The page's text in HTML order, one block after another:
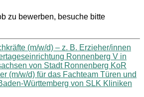
zu bewerben, besuche bitte
(m/w/d) – z. B. Erzieher/innen
Ronnenberg V in
von Stadt Ronnenberg KoR
(m/w/d) für das Fachteam Türen und
Württemberg von SLK Kliniken